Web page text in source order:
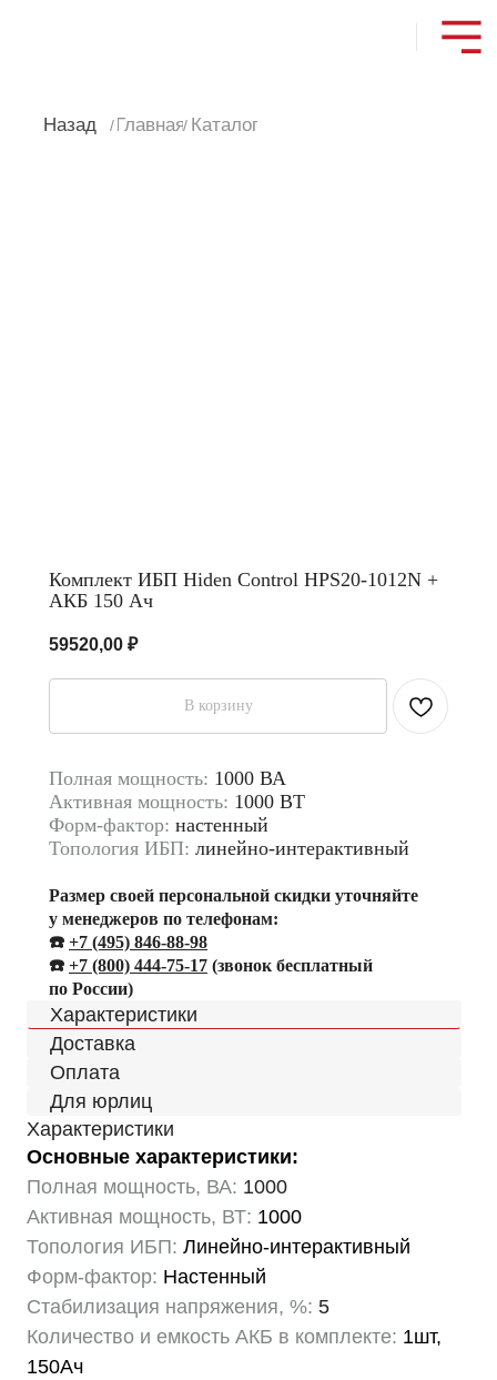
Комплект ИБП Hiden Control HPS20-1012N +
АКБ 150 Ач
59520,00 ₽
В корзину
Полная мощность: 1000 ВА
Активная мощность: 1000 ВТ
Форм-фактор: настенный
Топология ИБП: линейно-интерактивный
Размер своей персональной скидки уточняйте
у менеджеров по телефонам:
☎️ +7 (495) 846-88-98
☎️ +7 (800) 444-75-17 (звонок бесплатный
по России)
Характеристики
Доставка
Оплата
Для юрлиц
Характеристики
Основные характеристики:
Полная мощность, ВА: 1000
Активная мощность, ВТ: 1000
Топология ИБП: Линейно-интерактивный
Форм-фактор: Настенный
Стабилизация напряжения, %: 5
Количество и емкость АКБ в комплекте: 1шт,
150Ач